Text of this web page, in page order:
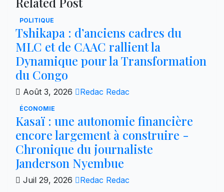
POLITIQUE
Tshikapa : d’anciens cadres du
MLC et de CAAC rallient la
Dynamique pour la Transformation
du Congo
Août 3, 2026 Redac Redac
ÉCONOMIE
Kasaï : une autonomie financière
encore largement à construire -
Chronique du journaliste
Janderson Nyembue
Juil 29, 2026 Redac Redac